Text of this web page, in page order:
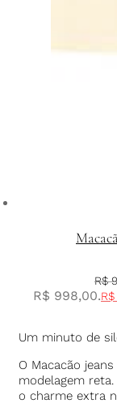
R$
R$ 998,00.R$
Um minuto de
O Macacão
modelagem
o charme extra